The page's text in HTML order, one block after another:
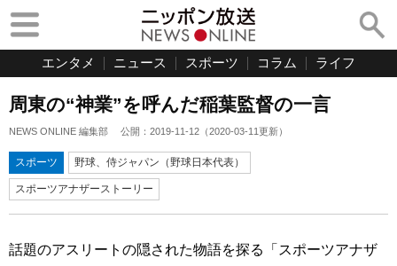
エンタメ ニュース スポーツ コラム ライフ
周東の“神業”を呼んだ稲葉監督の一言
NEWS ONLINE 編集部 公開： 2019-11-12 （2020-03-11更新）
スポーツ 野球、侍ジャパン（野球日本代表）
スポーツアナザーストーリー
話題のアスリートの隠された物語を探る「スポーツアナザ